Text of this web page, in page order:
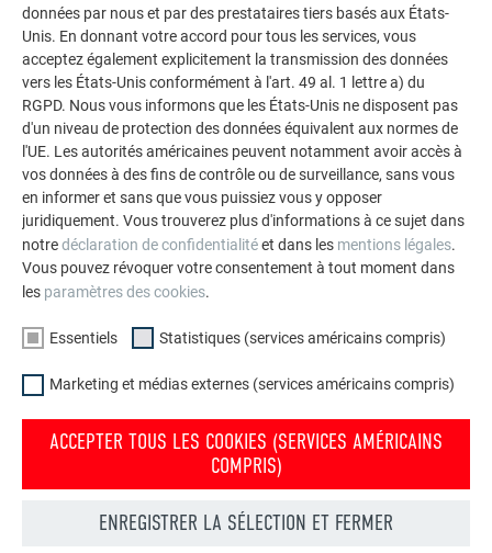
UNE ARCHITECTURE QUI A DE L’IMPACT
Le design de la façade a séduit dès la première présentation
motif losangé variable qui s’intègre toute l’année dans le
paysage– que ce soit sur des pentes boisées, enneigées,
rocheuses ou glacées. Après plusieurs essais, le cabinet a
données par nous et par des prestataires tiers basés aux États-
Unis. En donnant votre accord pour tous les services, vous
acceptez également explicitement la transmission des données
vers les États-Unis conformément à l'art. 49 al. 1 lettre a) du
RGPD. Nous vous informons que les États-Unis ne disposent pas
d'un niveau de protection des données équivalent aux normes de
l'UE. Les autorités américaines peuvent notamment avoir accès à
vos données à des fins de contrôle ou de surveillance, sans vous
en informer et sans que vous puissiez vous y opposer
juridiquement. Vous trouverez plus d'informations à ce sujet dans
notredéclaration de confidentialitéet dans les mentions légales.
Vous pouvez révoquer votre consentement à tout moment dans
les paramètres des cookies.
Essentiels Statistiques (services américains compris)
Marketing et médias externes (services américains compris)
ACCEPTER TOUS LES COOKIES (SERVICES AMÉRICAINS
COMPRIS)
ENREGISTRER LA SÉLECTION ET FERMER